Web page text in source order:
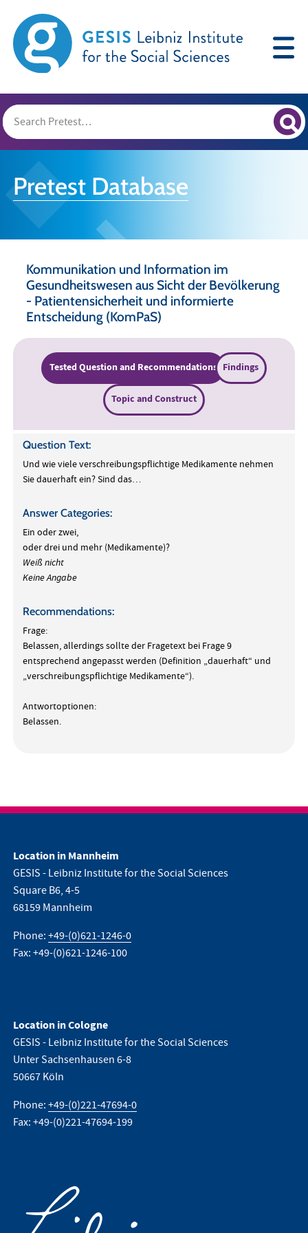
Pretest Database
Kommunikation und Information im
Gesundheitswesen aus Sicht der Bevölkerung
- Patientensicherheit und informierte
Entscheidung (KomPaS)
Tested Question and Recommendations Findings
Topic and Construct
Question Text:
Und wie viele verschreibungspflichtige Medikamente nehmen
Sie dauerhaft ein? Sind das…
Answer Categories:
Ein oder zwei,
oder drei und mehr (Medikamente)?
Weiß nicht
Keine Angabe
Recommendations:
Frage:
Belassen, allerdings sollte der Fragetext bei Frage 9
entsprechend angepasst werden (Definition „dauerhaft“ und
„verschreibungspflichtige Medikamente“).
Antwortoptionen:
Belassen.
Location in Mannheim
GESIS - Leibniz Institute for the Social Sciences
Square B6, 4-5
68159 Mannheim
Phone:+49-(0)621-1246-0
Fax: +49-(0)621-1246-100
Location in Cologne
GESIS - Leibniz Institute for the Social Sciences
Unter Sachsenhausen 6-8
50667 Köln
Phone:+49-(0)221-47694-0
Fax: +49-(0)221-47694-199